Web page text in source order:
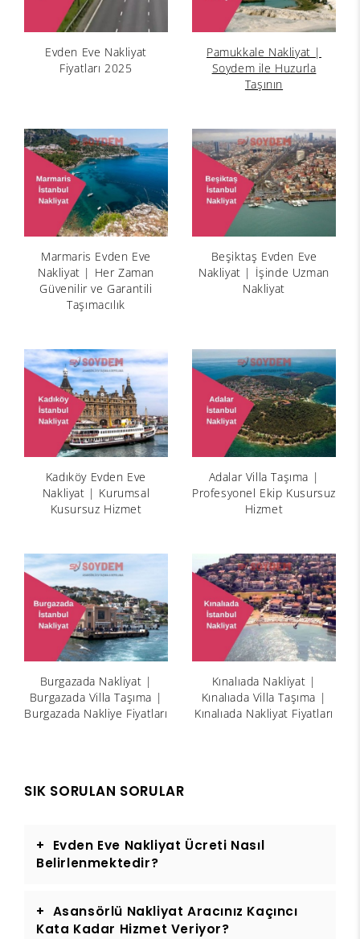
Evden Eve Nakliyat
Fiyatları 2025
Pamukkale Nakliyat |
Soydem ile Huzurla
Taşının
Marmaris Evden Eve
Nakliyat | Her Zaman
Güvenilir ve Garantili
Taşımacılık
Beşiktaş Evden Eve
Nakliyat | İşinde Uzman
Nakliyat
Kadıköy Evden Eve
Nakliyat | Kurumsal
Kusursuz Hizmet
Adalar Villa Taşıma |
Profesyonel Ekip Kusursuz
Hizmet
Burgazada Nakliyat |
Burgazada Villa Taşıma |
Burgazada Nakliye Fiyatları
Kınalıada Nakliyat |
Kınalıada Villa Taşıma |
Kınalıada Nakliyat Fiyatları
SIK SORULAN SORULAR
Evden Eve Nakliyat Ücreti Nasıl
Belirlenmektedir?
Asansörlü Nakliyat Aracınız Kaçıncı
Kata Kadar Hizmet Veriyor?